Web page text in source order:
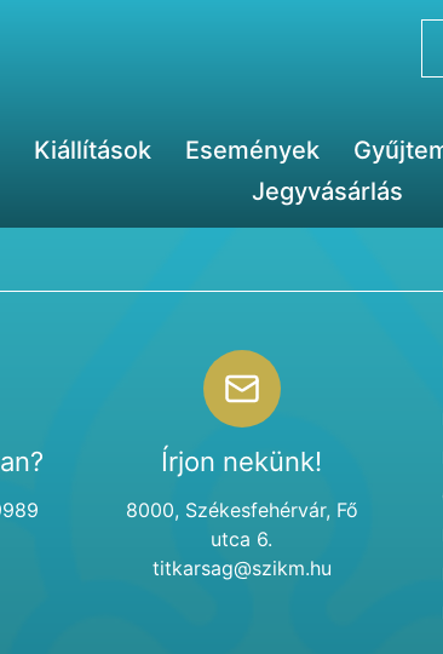
Kiállítások Események
Jegyvásárlás
Írjon nekünk!
8000, Székesfehérvár, Fő
utca 6.
titkarsag@szikm.hu